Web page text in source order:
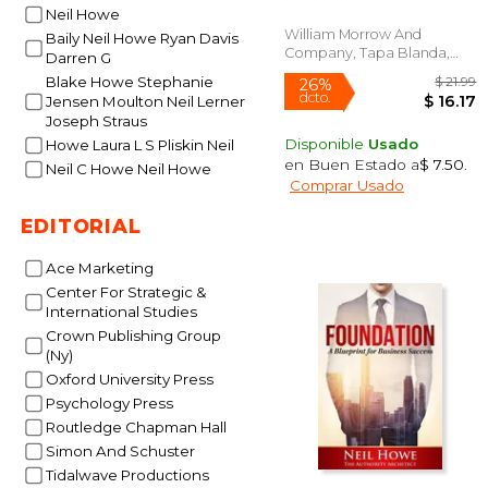
Neil Howe
Baily Neil Howe Ryan Davis
Darren G
Blake Howe Stephanie
Jensen Moulton Neil Lerner
Joseph Straus
Howe Laura L S Pliskin Neil
Neil C Howe Neil Howe
EDITORIAL
Ace Marketing
Center For Strategic &
International Studies
Crown Publishing Group
(Ny)
Oxford University Press
Psychology Press
Routledge Chapman Hall
Simon And Schuster
Tidalwave Productions
William Morrow And
Company, Tapa Blanda,
Nuevo
Disponible Usado
en Buen Estado a$ 7.50
Comprar Usado